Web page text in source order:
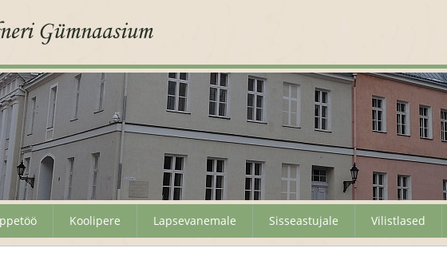
Koolipere Lapsevanemale Sisseastujale Vilistlased